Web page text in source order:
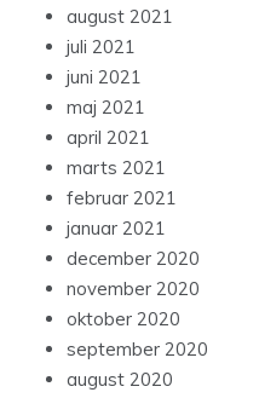
august 2021
juli 2021
juni 2021
maj 2021
april 2021
marts 2021
februar 2021
januar 2021
december 2020
november 2020
oktober 2020
september 2020
august 2020